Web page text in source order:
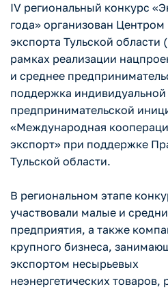
IV региональный конкурс
года» организован
экспорта Тульской области
рамках реализации
и среднее
поддержка индивидуальной
предпринимательской
«Международная
экспорт» при поддержке
Тульской области.
В региональном этапе
участвовали малые и
предприятия, а также
крупного бизнеса,
экспортом несырьевых
неэнергетических товаров,